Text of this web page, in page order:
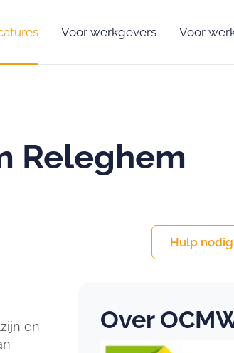
Voor werkgevers Voor
Releghem
Hulp
en
Over